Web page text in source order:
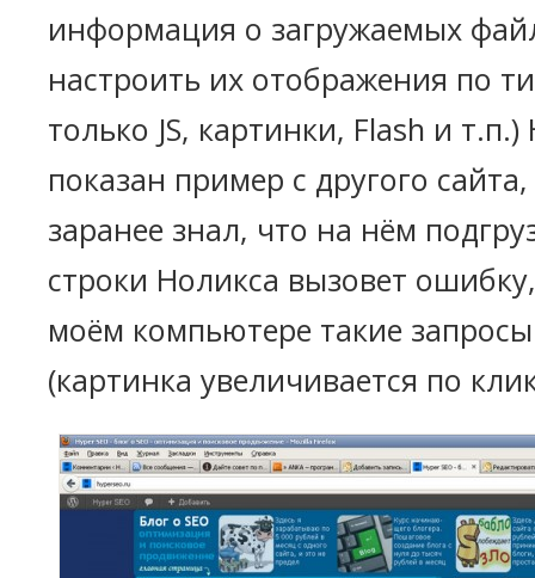
информация о загружаемых
настроить их отображения по
только JS, картинки, Flash и
показан пример с другого
заранее знал, что на нём
строки Ноликса вызовет
моём компьютере такие
(картинка увеличивается по